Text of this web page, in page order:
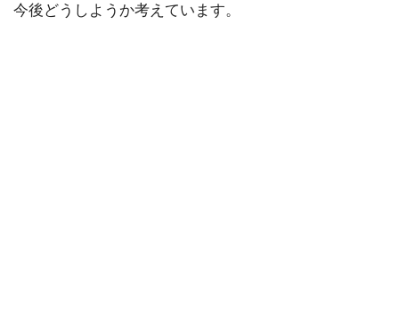
今後どうしようか考えています。